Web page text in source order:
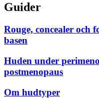
Guider
Rouge, concealer och
basen
Huden under
postmenopaus
Om hudtyper